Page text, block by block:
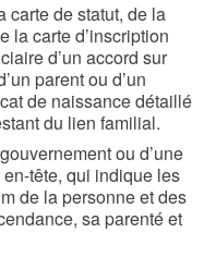
carte de statut, de la
la carte d’inscription
d’un accord sur
parent ou d’un
de naissance détaillé
du lien familial.
ou d’une
tête, qui indique les
de la personne et des
sa parenté et